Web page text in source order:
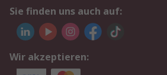
Sie finden uns auch auf:
Wir akzeptieren: